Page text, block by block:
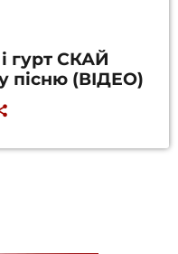
гурт СКАЙ
пісню (ВІДЕО)